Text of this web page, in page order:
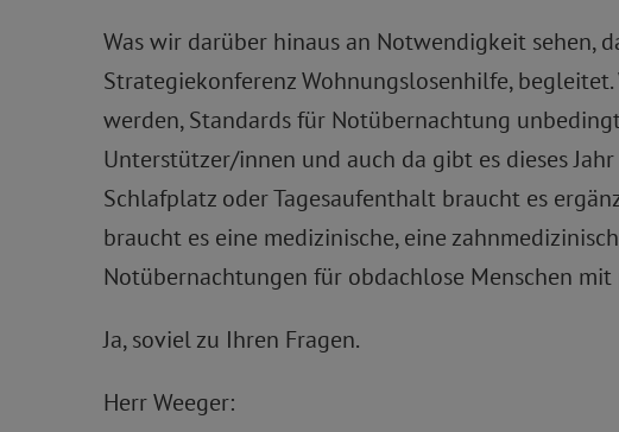
Was wir darüber hinaus an Notwendigkeit sehen,
Strategiekonferenz Wohnungslosenhilfe,
werden, Standards für Notübernachtung
Unterstützer/innen und auch da gibt es dieses
Schlafplatz oder Tagesaufenthalt braucht es
braucht es eine medizinische, eine
Notübernachtungen für obdachlose Menschen
Ja, soviel zu Ihren Fragen.
Herr Weeger: